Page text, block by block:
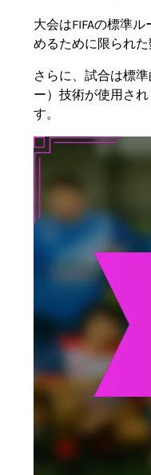
大会はFIFAの標準
めるために限られ
さらに、試合は標
ー）技術が使用さ
す。